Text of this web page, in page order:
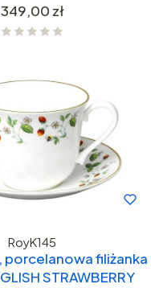
Cena
349,00 zł
RoyK145
porcelanowa filiżanka
STRAWBERRY